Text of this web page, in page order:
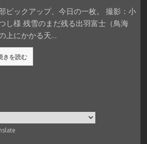
ピックアップ、今日の一枚。 撮影：小
し様 残雪のまだ残る出羽富士（鳥海
上にかかる天…
きを読む